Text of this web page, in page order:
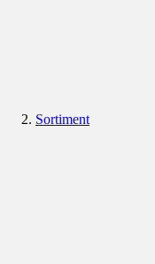
Sortiment